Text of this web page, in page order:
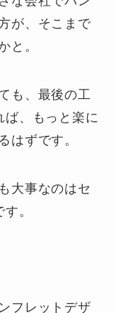
が、そこまで
と。
も、最後の工
、もっと楽に
はずです。
大事なのはセ
。
フレットデザ